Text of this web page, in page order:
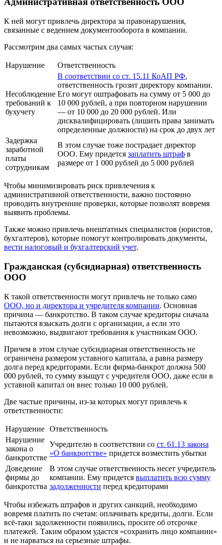
К ней могут привлечь директора за правонарушения,
связанные с ведением документооборота в компании.
Рассмотрим два самых частых случая:
Нарушение Ответственность
Несоблюдение
требований к
бухучету
В соответствии со ст. 15.11 КоАП РФ,
ответственность грозит директору компании.
Его могут оштрафовать на сумму от 5 000 до
10 000 рублей, а при повторном нарушении
— от 10 000 до 20 000 рублей. Или
дисквалифицировать (лишить права занимать
определенные должности) на срок до двух лет
Задержка
заработной
платы
сотрудникам
В этом случае тоже пострадает директор
ООО. Ему придется заплатить штраф в
размере от 1 000 рублей до 5 000 рублей
Чтобы минимизировать риск привлечения к
административной ответственности, важно постоянно
проводить внутренние проверки, которые позволят вовремя
выявить проблемы.
Также можно привлечь внештатных специалистов (юристов,
бухгалтеров), которые помогут контролировать документы,
вести налоговый и бухгалтерский учет.
Гражданская (субсидиарная) ответственность
ООО
К такой ответственности могут привлечь не только само
ООО, но и директора и учредителя компании. Основная
причина — банкротство. В таком случае кредиторы сначала
пытаются взыскать долги с организации, а если это
невозможно, выдвигают требования к участникам ООО.
Причем в этом случае субсидиарная ответственность не
ограничена размером уставного капитала, а равна размеру
долга перед кредиторами. Если фирма-банкрот должна 500
000 рублей, то сумму взыщут с учредителя ООО, даже если в
уставной капитал он внес только 10 000 рублей.
Две частые причины, из-за которых могут привлечь к
ответственности:
Нарушение Ответственность
Нарушение
закона о
банкротстве
Учредителю в соответствии со ст. 61.13 закона
«О банкротстве» придется возместить убытки
Доведение
фирмы до
банкротства
В этом случае ответственность несет учредитель
компании. Ему придется выплатить всю сумму
задолженности перед кредиторами
Чтобы избежать штрафов и других санкций, необходимо
вовремя платить по счетам: оплачивать кредиты, долги. Если
всё-таки задолженности появились, просите об отсрочке
платежей. Таким образом удастся «сохранить лицо компании»
и не нарваться на серьезные штрафы.